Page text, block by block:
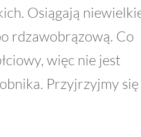
Osiągają
rdzawobrązową. Co
więc nie jest
Przyjrzyjmy się